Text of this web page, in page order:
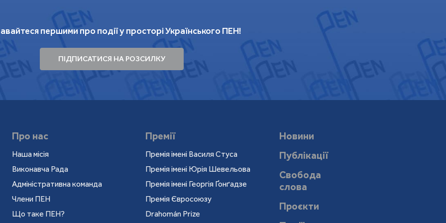
першими про події у просторі Українського ПЕН!
ПІДПИСАТИСЯ НА РОЗСИЛКУ
Про нас
Наша місія
Виконавча Рада
Адміністративна команда
Члени ПЕН
Що таке ПЕН?
Премії
Премія імені Василя Стуса
Премія імені Юрія Шевельова
Премія імені Георгія Ґонґадзе
Премія Євросоюзу
Drahomán Prize
Новини
Публікації
Свобода
слова
Проєкти